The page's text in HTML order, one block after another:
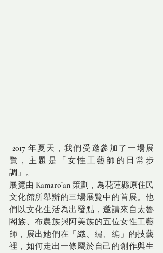
覽，主題是「女性工藝師的日常步
調」。
展覽由 Kamaro’an 策劃，為花蓮縣原住民
文化館所舉辦的三場展覽中的首展。他
們以文化生活為出發點，邀請來自太魯
閣族、布農族與阿美族的五位女性工藝
師，展出她們在「織、繡、編」的技藝
裡，如何走出一條屬於自己的創作與生